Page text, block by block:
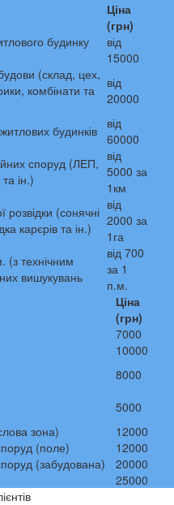
Ціна
(грн)
будинку
від
15000
(склад, цех,
комбінати та
від
20000
будинків
від
60000
споруд (ЛЕП,
ін.)
від
5000 за
1км
розвідки (сонячні
карєрів та ін.)
від
2000 за
1га
(з технічним
вишукувань
від 700
за 1
п.м.
Ціна
(грн)
7000
10000
8000
5000
зона)
12000
(поле)
12000
(забудована)
20000
25000